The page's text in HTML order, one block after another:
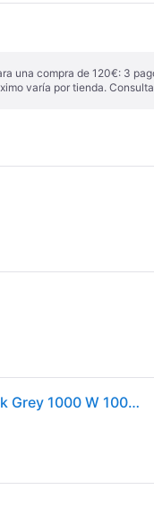
una compra de 120€: 3
varía por tienda.
Hand-held Blender Haeger HB-10B.018A Black Grey 1000 W 1000 W